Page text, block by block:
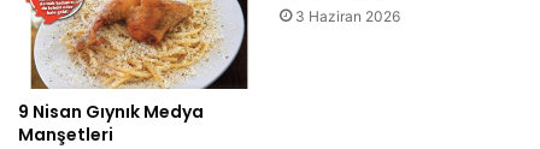
9 Nisan Gıynık Medya
Manşetleri
3 Haziran 2026